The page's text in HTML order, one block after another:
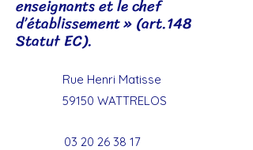
enseignants et le chef
d’établissement » (art.148
Statut EC).
Rue Henri Matisse
59150 WATTRELOS
03 20 26 38 17